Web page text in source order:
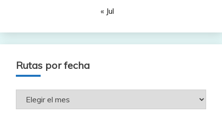
« Jul
Rutas por fecha
Rutas
por